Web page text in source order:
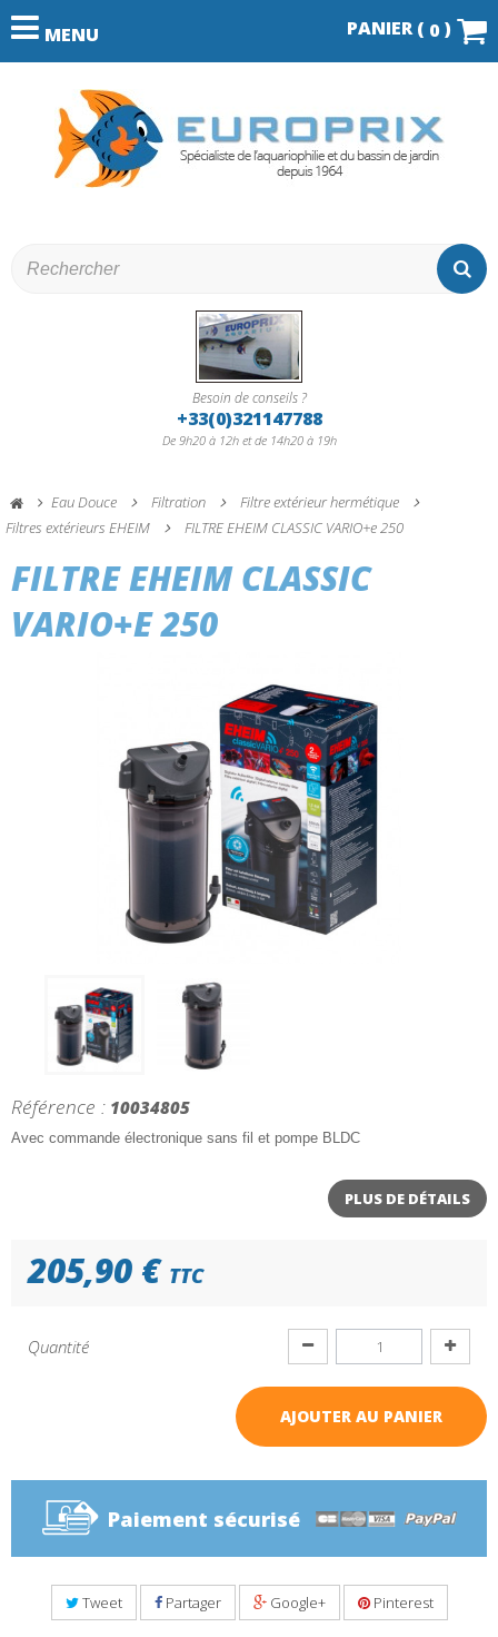
MENU PANIER ( 0 )
Besoin de conseils ?
+33(0)321147788
De 9h20 à 12h et de 14h20 à 19h
Eau Douce Filtration
Filtre extérieur hermétique
Filtres extérieurs EHEIM
FILTRE EHEIM CLASSIC VARIO+e 250
FILTRE EHEIM CLASSIC
VARIO+E 250
Référence : 10034805
Avec commande électronique sans fil et pompe BLDC
PLUS DE DÉTAILS
205,90 € TTC
Quantité
AJOUTER AU PANIER
Paiement sécurisé
Tweet Partager Google+ Pinterest